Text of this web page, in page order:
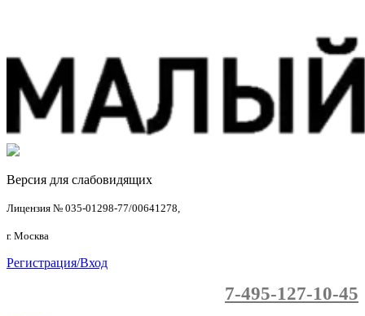
Версия для слабовидящих
Лицензия № 035-01298-77/00641278,
г. Москва
Регистрация/Вход
7-495-127-10-45